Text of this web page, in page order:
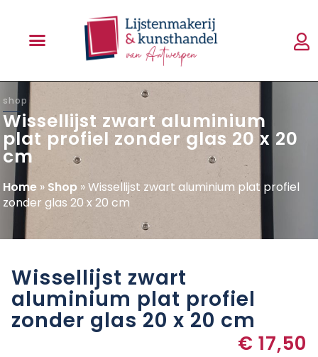
shop
Wissellijst zwart aluminium
plat profiel zonder glas 20 x 20
cm
Home » Shop »Wissellijst zwart aluminium plat profiel
zonder glas 20 x 20 cm
Wissellijst zwart
aluminium plat profiel
zonder glas 20 x 20 cm
€ 17,50